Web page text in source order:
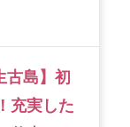
古島】初
充実した